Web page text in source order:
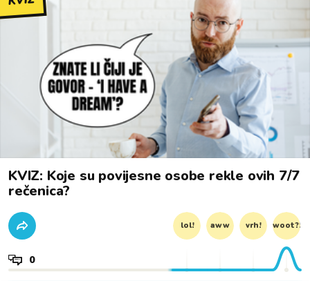
KVIZ: Koje su povijesne osobe rekle ovih 7/7
rečenica?
lol! aww vrh! woot?!
0